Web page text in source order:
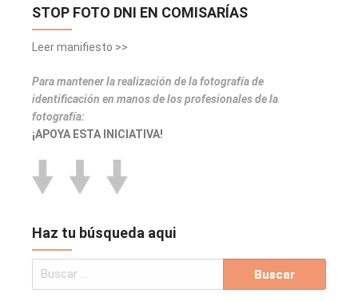
STOP FOTO DNI EN COMISARÍAS
Leer manifiesto >>
Para mantener la realización de la fotografía de
identificación en manos de los profesionales de la
fotografía:
¡APOYA ESTA INICIATIVA!
Haz tu búsqueda aqui